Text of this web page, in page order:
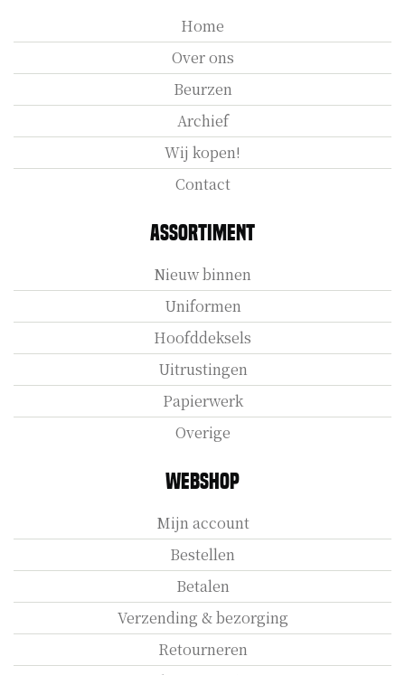
Home
Over ons
Beurzen
Archief
Wij kopen!
Contact
Assortiment
Nieuw binnen
Uniformen
Hoofddeksels
Uitrustingen
Papierwerk
Overige
Webshop
Mijn account
Bestellen
Betalen
Verzending & bezorging
Retourneren